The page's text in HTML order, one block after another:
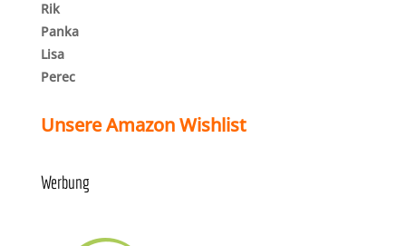
Rik
Panka
Lisa
Perec
Unsere Amazon Wishlist
Werbung